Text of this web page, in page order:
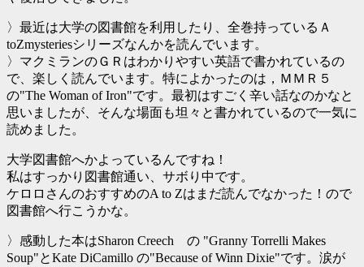
〉最近は大学の図書館を利用したり、全巻持っているＡ
toZmysteriesシリーズなんかを読んでいます。
〉マクミランのＧＲはわかりやすい英語で書かれているの
で、楽しく読んでいます。特によかったのは，ＭＭＲ５
の"The Woman of Iron"です。最初はすごく辛い話なのかなと
思いましたが、そんな場面も坦々と書かれているので一気に
読めました。
大学図書館へかよっているんですね！
私はすっかり図書館通い、サボり中です。
ケロロさんのおすすめのA to Zはまだ読んでなかった！ので
図書館へ行こうかな。
〉感動した本はSharon Creech の "Granny Torrelli Makes
Soup"とKate DiCamillo の"Because of Winn Dixie"です。涙が